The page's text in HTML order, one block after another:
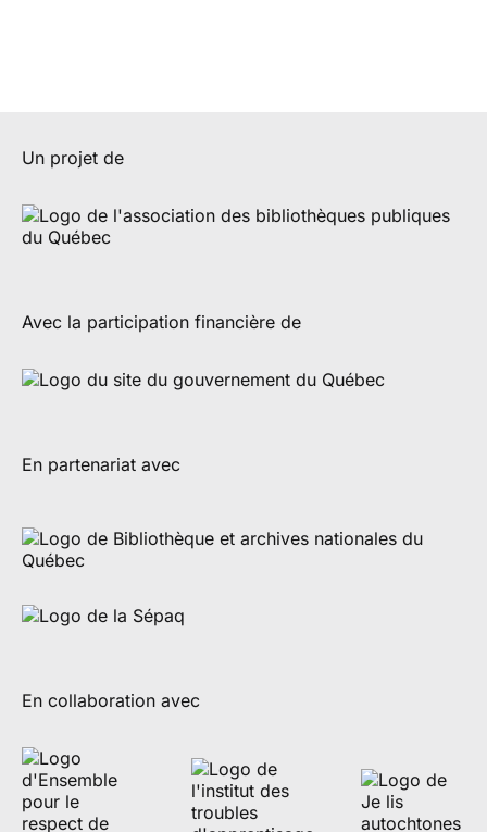
Un projet de
Avec la participation financière de
En partenariat avec
En collaboration avec